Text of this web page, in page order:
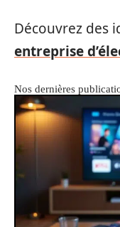
Découvrez des
entreprise
Nos dernières